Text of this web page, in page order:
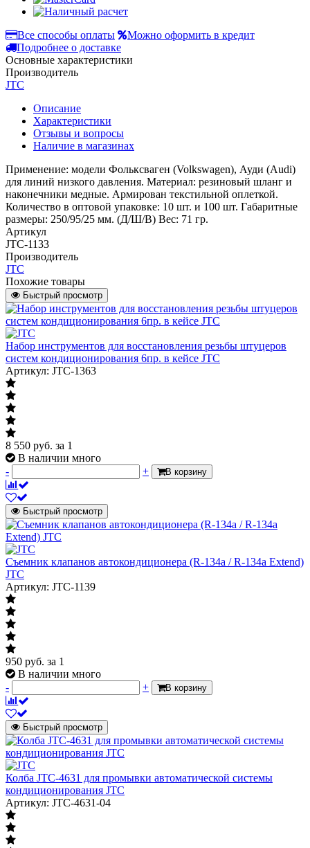
Все способы оплаты
Можно оформить в кредит
Подробнее о доставке
Основные характеристики
Производитель
JTC
Описание
Характеристики
Отзывы и вопросы
Наличие в магазинах
Применение: модели Фольксваген (Volkswagen), Ауди (Audi)
для линий низкого давления. Материал: резиновый шланг и
наконечники медные. Армирован текстильной оплеткой.
Количество в оптовой упаковке: 10 шт. и 100 шт. Габаритные
размеры: 250/95/25 мм. (Д/Ш/В) Вес: 71 гр.
Артикул
JTC-1133
Производитель
JTC
Похожие товары
Быстрый просмотр
Набор инструментов для восстановления резьбы штуцеров
систем кондиционирования 6пр. в кейсе JTC
Артикул: JTC-1363
8 550 руб. за 1
В наличии много
-
+ В корзину
Быстрый просмотр
Съемник клапанов автокондиционера (R-134a / R-134a Extend)
JTC
Артикул: JTC-1139
950 руб. за 1
В наличии много
-
+ В корзину
Быстрый просмотр
Колба JTC-4631 для промывки автоматической системы
кондиционирования JTC
Артикул: JTC-4631-04